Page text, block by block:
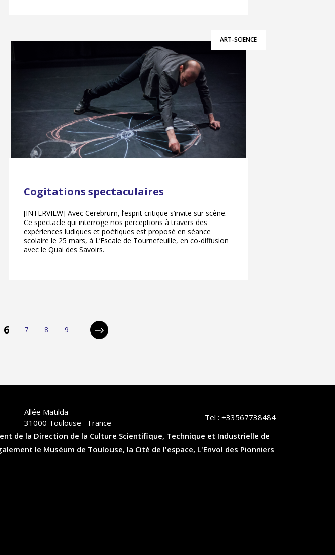
ART-SCIENCE
Cogitations spectaculaires
[INTERVIEW] Avec Cerebrum, l’esprit critique s’invite sur scène.
Ce spectacle qui interroge nos perceptions à travers des
expériences ludiques et poétiques est proposé en séance
scolaire le 25 mars, à L’Escale de Tournefeuille, en co-diffusion
avec le Quai des Savoirs.
pagination
Page
6 Page
7 Page
8 Page
9
Page
Allée Matilda
31000 Toulouse - France
Tel : +33567738484
de la Direction de la Culture Scientifique, Technique et Industrielle de
le Muséum de Toulouse, la Cité de l'espace, L'Envol des Pionniers